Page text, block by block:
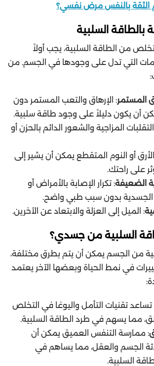
بالنفس مرض نفسي؟
بالطاقة السلبية
من الطاقة السلبية، يجب أولاً
التي تدل على وجودها في الجسم. من
المستمر: الإرهاق والتعب المستمر دون
أن يكون دليلاً على وجود طاقة سلبية.
المزاجية والشعور الدائم بالحزن أو
أو النوم المتقطع يمكن أن يشير إلى
على راحتك.
الضعيفة: تكرار الإصابة بالأمراض أو
الجسدية بدون سبب طبي واضح.
: الميل إلى العزلة والابتعاد عن الآخرين.
السلبية من جسدي؟
من الجسم يمكن أن يتم بطرق مختلفة،
في نمط الحياة وبعضها الآخر يعتمد
تساعد تقنيات التأمل واليوغا في التخلص
مما يسهم في طرد الطاقة السلبية.
: ممارسة التنفس العميق يمكن أن
الجسم والعقل، مما يساهم في
السلبية.